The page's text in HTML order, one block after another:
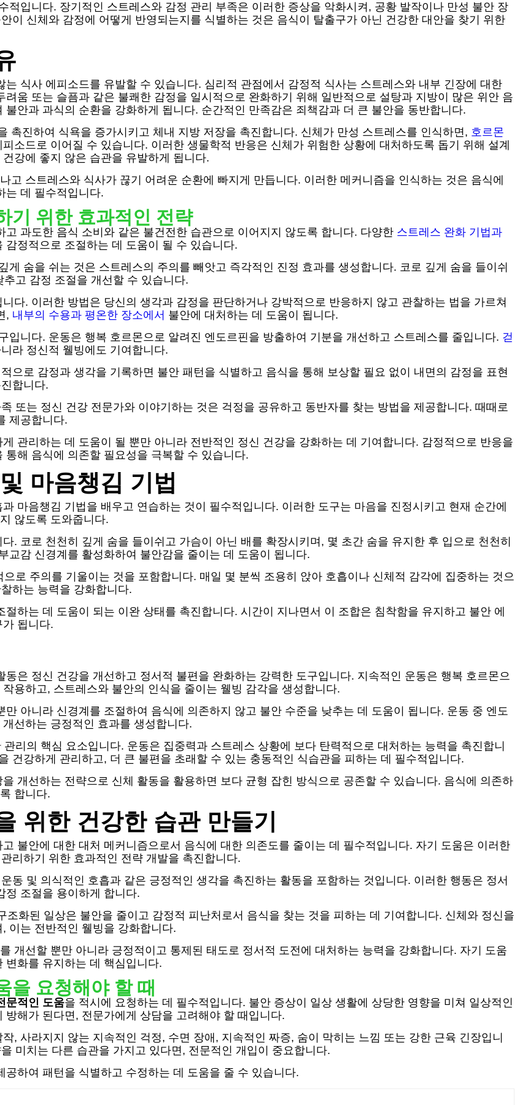
적입니다. 장기적인 스트레스와 감정 관리 부족은 이러한 증상을 악화시켜, 공황 발작이나 만성 불안 장
이 신체와 감정에 어떻게 반영되는지를 식별하는 것은 음식이 탈출구가 아닌 건강한 대안을 찾기 위한
식사 에피소드를 유발할 수 있습니다. 심리적 관점에서 감정적 식사는 스트레스와 내부 긴장에 대한
움 또는 슬픔과 같은 불쾌한 감정을 일시적으로 완화하기 위해 일반적으로 설탕과 지방이 많은 위안 음
안과 과식의 순환을 강화하게 됩니다. 순간적인 만족감은 죄책감과 더 큰 불안을 동반합니다.
촉진하여 식욕을 증가시키고 체내 지방 저장을 촉진합니다. 신체가 만성 스트레스를 인식하면, 호르몬
소드로 이어질 수 있습니다. 이러한 생물학적 반응은 신체가 위험한 상황에 대처하도록 돕기 위해 설계
강에 좋지 않은 습관을 유발하게 됩니다.
고 스트레스와 식사가 끊기 어려운 순환에 빠지게 만듭니다. 이러한 메커니즘을 인식하는 것은 음식에
는 데 필수적입니다.
기 위한 효과적인 전략
고 과도한 음식 소비와 같은 불건전한 습관으로 이어지지 않도록 합니다. 다양한 스트레스 완화 기법과
정적으로 조절하는 데 도움이 될 수 있습니다.
게 숨을 쉬는 것은 스트레스의 주의를 빼앗고 즉각적인 진정 효과를 생성합니다. 코로 깊게 숨을 들이쉬
고 감정 조절을 개선할 수 있습니다.
다. 이러한 방법은 당신의 생각과 감정을 판단하거나 강박적으로 반응하지 않고 관찰하는 법을 가르쳐
, 내부의 수용과 평온한 장소에서 불안에 대처하는 데 도움이 됩니다.
입니다. 운동은 행복 호르몬으로 알려진 엔도르핀을 방출하여 기분을 개선하고 스트레스를 줄입니다. 걷
라 정신적 웰빙에도 기여합니다.
으로 감정과 생각을 기록하면 불안 패턴을 식별하고 음식을 통해 보상할 필요 없이 내면의 감정을 표현
합니다.
또는 정신 건강 전문가와 이야기하는 것은 걱정을 공유하고 동반자를 찾는 방법을 제공합니다. 때때로
제공합니다.
관리하는 데 도움이 될 뿐만 아니라 전반적인 정신 건강을 강화하는 데 기여합니다. 감정적으로 반응을
해 음식에 의존할 필요성을 극복할 수 있습니다.
마음챙김 기법
마음챙김 기법을 배우고 연습하는 것이 필수적입니다. 이러한 도구는 마음을 진정시키고 현재 순간에
않도록 도와줍니다.
. 코로 천천히 깊게 숨을 들이쉬고 가슴이 아닌 배를 확장시키며, 몇 초간 숨을 유지한 후 입으로 천천히
교감 신경계를 활성화하여 불안감을 줄이는 데 도움이 됩니다.
로 주의를 기울이는 것을 포함합니다. 매일 몇 분씩 조용히 앉아 호흡이나 신체적 감각에 집중하는 것으
하는 능력을 강화합니다.
하는 데 도움이 되는 이완 상태를 촉진합니다. 시간이 지나면서 이 조합은 침착함을 유지하고 불안 에
됩니다.
은 정신 건강을 개선하고 정서적 불편을 완화하는 강력한 도구입니다. 지속적인 운동은 행복 호르몬으
용하고, 스트레스와 불안의 인식을 줄이는 웰빙 감각을 생성합니다.
아니라 신경계를 조절하여 음식에 의존하지 않고 불안 수준을 낮추는 데 도움이 됩니다. 운동 중 엔도
선하는 긍정적인 효과를 생성합니다.
리의 핵심 요소입니다. 운동은 집중력과 스트레스 상황에 보다 탄력적으로 대처하는 능력을 촉진합니
건강하게 관리하고, 더 큰 불편을 초래할 수 있는 충동적인 식습관을 피하는 데 필수적입니다.
개선하는 전략으로 신체 활동을 활용하면 보다 균형 잡힌 방식으로 공존할 수 있습니다. 음식에 의존하
합니다.
위한 건강한 습관 만들기
불안에 대한 대처 메커니즘으로서 음식에 대한 의존도를 줄이는 데 필수적입니다. 자기 도움은 이러한
리하기 위한 효과적인 전략 개발을 촉진합니다.
동 및 의식적인 호흡과 같은 긍정적인 생각을 촉진하는 활동을 포함하는 것입니다. 이러한 행동은 정서
정 조절을 용이하게 합니다.
화된 일상은 불안을 줄이고 감정적 피난처로서 음식을 찾는 것을 피하는 데 기여합니다. 신체와 정신을
이는 전반적인 웰빙을 강화합니다.
개선할 뿐만 아니라 긍정적이고 통제된 태도로 정서적 도전에 대처하는 능력을 강화합니다. 자기 도움
변화를 유지하는 데 핵심입니다.
을 요청해야 할 때
문적인 도움을 적시에 요청하는 데 필수적입니다. 불안 증상이 일상 생활에 상당한 영향을 미쳐 일상적인
해가 된다면, 전문가에게 상담을 고려해야 할 때입니다.
, 사라지지 않는 지속적인 걱정, 수면 장애, 지속적인 짜증, 숨이 막히는 느낌 또는 강한 근육 긴장입니
미치는 다른 습관을 가지고 있다면, 전문적인 개입이 중요합니다.
하여 패턴을 식별하고 수정하는 데 도움을 줄 수 있습니다.